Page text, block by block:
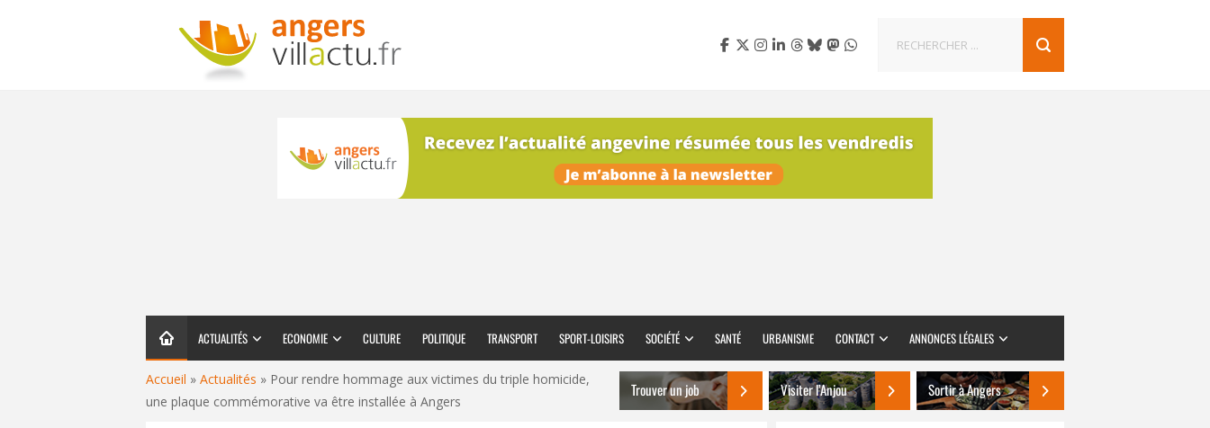
ACTUALITÉS ECONOMIE CULTURE POLITIQUE TRANSPORT SPORT-LOISIRS SOCIÉTÉ SANTÉ URBANISME CONTACT ANNONCES LÉGALES
Accueil » Actualités » Pour rendre hommage aux victimes du triple homicide,
une plaque commémorative va être installée à Angers
Trouver un job Visiter l’Anjou Sortir à Angers